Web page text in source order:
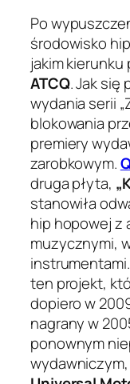
Po
środowisko
jakim
ATCQ. Jak się
wydania serii
blokowania
premiery
zarobkowym.
druga płyta,
stanowiła
hip hopowej z
muzycznymi,
instrumentami.
ten projekt,
dopiero w
nagrany w
ponownym